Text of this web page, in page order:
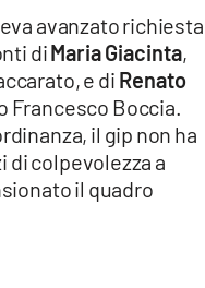
avanzato richiesta
diMaria Giacinta,
e di Renato
Francesco Boccia.
il gip non ha
colpevolezza a
il quadro